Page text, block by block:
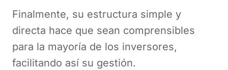
Finalmente, su estructura simple y
directa hace que sean comprensibles
para la mayoría de los inversores,
facilitando así su gestión.